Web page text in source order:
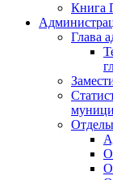
Книга
Глава